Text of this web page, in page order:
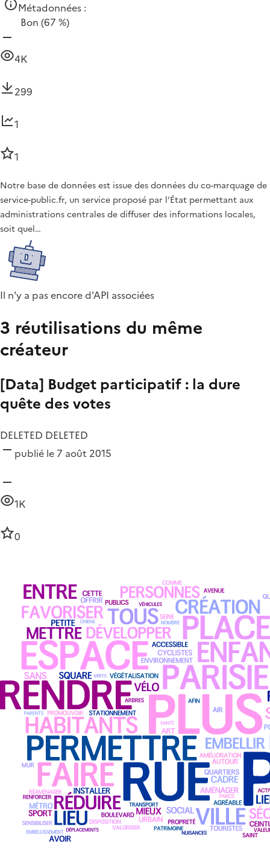
Métadonnées :
Bon (67 %)
4K
299
1
1
Notre base de données est issue des données du co-marquage de
service-public.fr, un service proposé par l’État permettant aux
administrations centrales de diffuser des informations locales,
soit quel…
Il n'y a pas encore d'API associées
3 réutilisations du même
créateur
[Data] Budget participatif : la dure
quête des votes
DELETED DELETED
publié le 7 août 2015
1K
0